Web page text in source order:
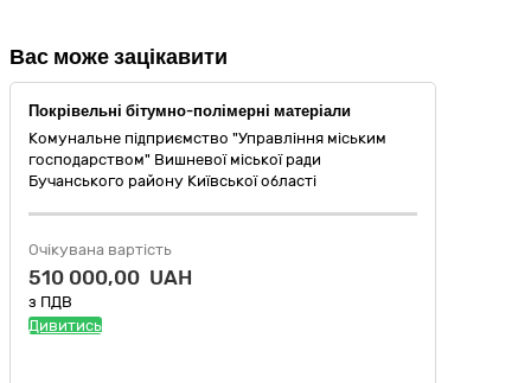
Вас може зацікавити
Покрівельні бітумно-полімерні матеріали
Комунальне підприємство "Управління міським
господарством" Вишневої міської ради
Бучанського району Київської області
Очікувана вартість
510 000,00 UAH
з ПДВ
Дивитись